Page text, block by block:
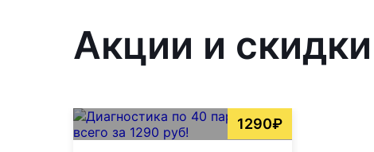
Акции и
1290₽